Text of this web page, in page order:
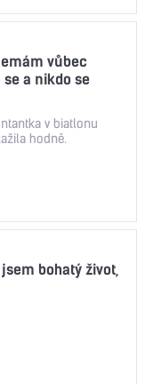
vůbec
a nikdo se
v biatlonu
hodně.
bohatý život,